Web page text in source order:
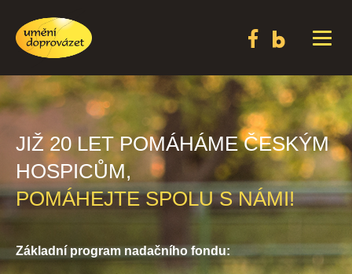
JIŽ 20 LET POMÁHÁME ČESKÝM
HOSPICŮM,
POMÁHEJTE SPOLU S NÁMI!
Základní program nadačního fondu: